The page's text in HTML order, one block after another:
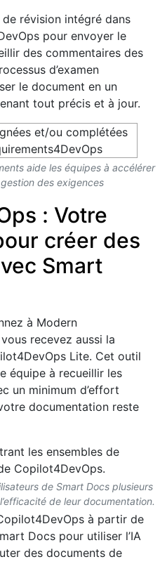
révision intégré dans
pour envoyer le
des commentaires des
d’examen
le document en un
tout précis et à jour.
aide les équipes à accélérer
des exigences
: Votre
créer des
Smart
à Modern
recevez aussi la
Lite. Cet outil
équipe à recueillir les
un minimum d’effort
documentation reste
de Smart Docs plusieurs
de leur documentation.
à partir de
Docs pour utiliser l’IA
des documents de